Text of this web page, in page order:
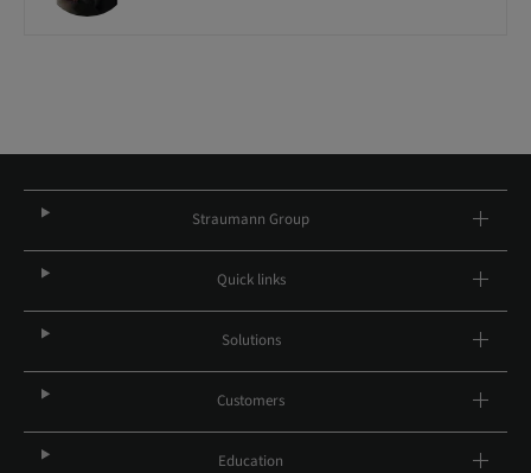
Straumann Group
Quick links
Solutions
Customers
Education